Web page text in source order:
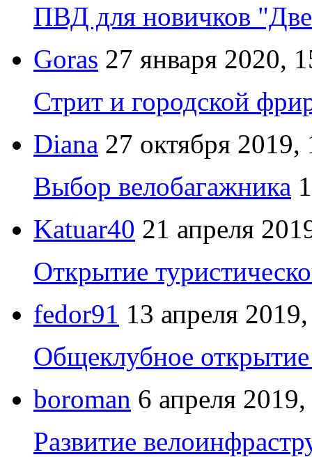
ПВД для новичков
Goras 27 января 2020,
Стрит и городской
Diana 27 октября 2019,
Выбор велобагажника
Katuar40 21 апреля
Открытие
fedor91 13 апреля
Общеклубное открытие
boroman 6 апреля
Развитие